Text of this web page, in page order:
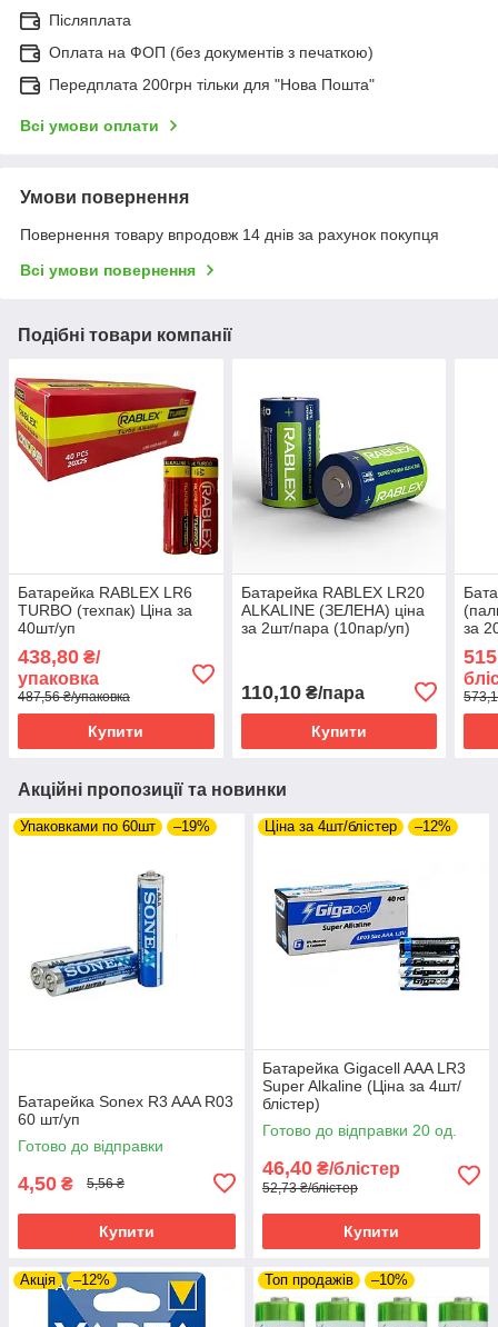
Післяплата
Оплата на ФОП (без документів з печаткою)
Передплата 200грн тільки для "Нова Пошта"
Всі умови оплати
Умови повернення
Повернення товару впродовж 14 днів за рахунок покупця
Всі умови повернення
Подібні товари компанії
Батарейка RABLEX LR6
TURBO (техпак) Ціна за
40шт/уп
438,80 ₴/
упаковка
487,56 ₴/упаковка
Купити
Батарейка RABLEX LR20
ALKALINE (ЗЕЛЕНА) ціна
за 2шт/пара (10пар/уп)
110,10₴/пара
Купити
за
Акційні пропозиції та новинки
Упаковками по 60шт –19%
Батарейка Sonex R3 AAA R03
60 шт/уп
Готово до відправки
4,50 ₴ 5,56 ₴
Купити
Ціна за 4шт/блістер –12%
Батарейка Gigacell AAA LR3
Super Alkaline (Ціна за 4шт/
блістер)
Готово до відправки 20 од.
46,40 ₴/блістер
52,73 ₴/блістер
Купити
Акція –12% Топ продажів –10%